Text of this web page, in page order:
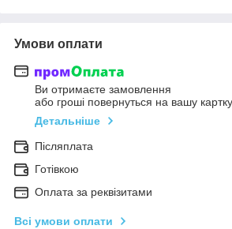
Умови оплати
Ви отримаєте замовлення
або гроші повернуться на вашу картку
Детальніше
Післяплата
Готівкою
Оплата за реквізитами
Всі умови оплати